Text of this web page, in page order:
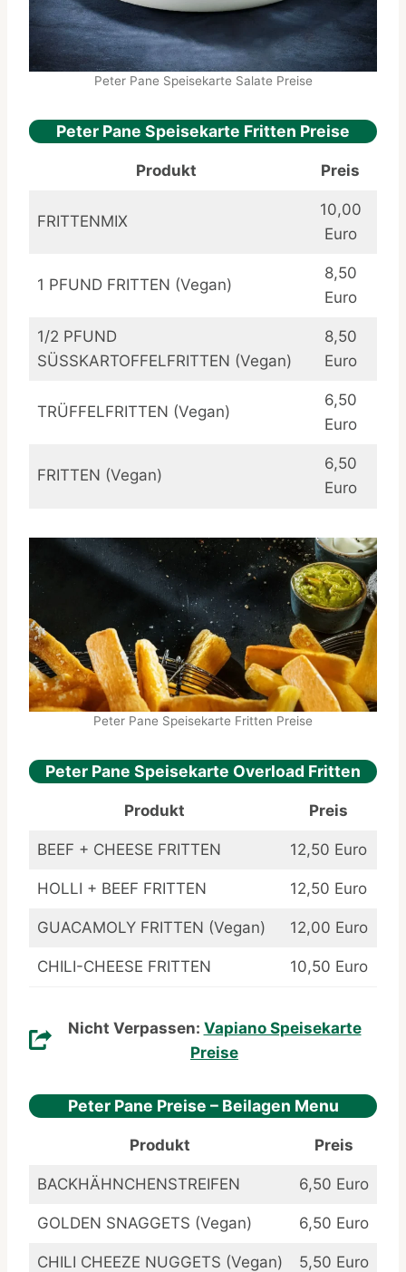
Peter Pane Speisekarte Salate Preise
Peter Pane Speisekarte Fritten Preise
Produkt Preis
FRITTENMIX
10,00
Euro
1 PFUND FRITTEN (Vegan)
8,50
Euro
1/2 PFUND
SÜSSKARTOFFELFRITTEN (Vegan)
8,50
Euro
TRÜFFELFRITTEN (Vegan)
6,50
Euro
FRITTEN (Vegan)
6,50
Euro
Peter Pane Speisekarte Fritten Preise
Peter Pane Speisekarte Overload Fritten
Produkt Preis
BEEF + CHEESE FRITTEN 12,50 Euro
HOLLI + BEEF FRITTEN 12,50 Euro
GUACAMOLY FRITTEN (Vegan) 12,00 Euro
CHILI-CHEESE FRITTEN 10,50 Euro
Nicht Verpassen: Vapiano Speisekarte
Preise
Peter Pane Preise – Beilagen Menu
Produkt Preis
BACKHÄHNCHENSTREIFEN 6,50 Euro
GOLDEN SNAGGETS (Vegan) 6,50 Euro
CHILI CHEEZE NUGGETS (Vegan) 5,50 Euro